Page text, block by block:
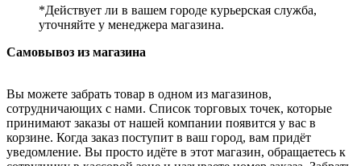
*Действует ли в вашем городе курьерская служба,
уточняйте у менеджера магазина.
Самовывоз из магазина
Вы можете забрать товар в одном из магазинов,
сотрудничающих с нами. Список торговых точек, которые
принимают заказы от нашей компании появится у вас в
корзине. Когда заказ поступит в ваш город, вам придёт
уведомление. Вы просто идёте в этот магазин, обращаетесь к